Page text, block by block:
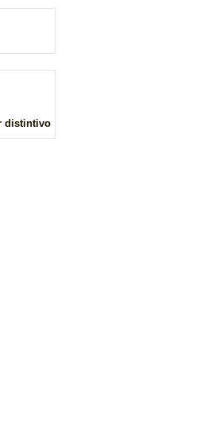
distintivo